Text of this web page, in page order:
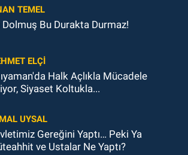
TEMEL
Dolmuş Bu Durakta Durmaz!
ELÇI
Halk Açlıkla Mücadele
Siyaset Koltukla...
UYSAL
Gereğini Yaptı… Peki Ya
ve Ustalar Ne Yaptı?